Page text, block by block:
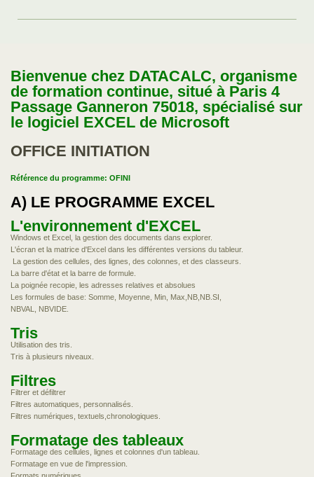
Bienvenue chez DATACALC, organisme
de formation continue, situé à Paris 4
Passage Ganneron 75018, spécialisé sur
le logiciel EXCEL de Microsoft
OFFICE INITIATION
Référence du programme: OFINI
A) LE PROGRAMME EXCEL
L'environnement d'EXCEL
Windows et Excel, la gestion des documents dans explorer.
L'écran et la matrice d'Excel dans les différentes versions du tableur.
La gestion des cellules, des lignes, des colonnes, et des classeurs.
La barre d'état et la barre de formule.
La poignée recopie, les adresses relatives et absolues
Les formules de base: Somme, Moyenne, Min, Max,NB,NB.SI,
NBVAL, NBVIDE.
Tris
Utilisation des tris.
Tris à plusieurs niveaux.
Filtres
Filtrer et défiltrer
Filtres automatiques, personnalisés.
Filtres numériques, textuels,chronologiques.
Formatage des tableaux
Formatage des cellules, lignes et colonnes d'un tableau.
Formatage en vue de l'impression.
Formats numériques.